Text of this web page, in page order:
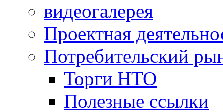
видеогалерея
Проектная
Потребительский
Торги НТО
Полезные ссылки